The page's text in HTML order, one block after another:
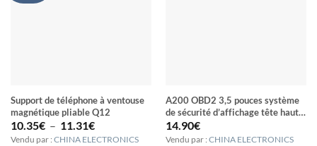
Support de téléphone à ventouse
magnétique pliable Q12
10.35€ – 11.31€Plage
de
Vendu par : CHINA ELECTRONICS
A200 OBD2 3,5 pouces système
de sécurité d’affichage tête haute
monté sur véhicule, prise en
charge de la vitesse de la voiture /
14.90€
Vendu par : CHINA ELECTRONICS